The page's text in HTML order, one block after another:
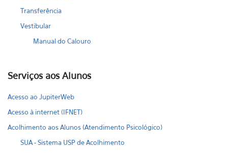
Transferência
Vestibular
Manual do Calouro
Serviços aos Alunos
Acesso ao JupiterWeb
Acesso à internet (IFNET)
Acolhimento aos Alunos (Atendimento Psicológico)
SUA - Sistema USP de Acolhimento